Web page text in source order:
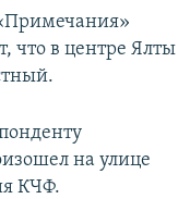
что в центре Ялты
на улице
КЧФ.